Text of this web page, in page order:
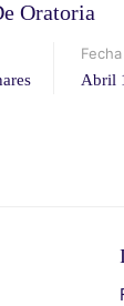
Oratoria
Fecha
Abril